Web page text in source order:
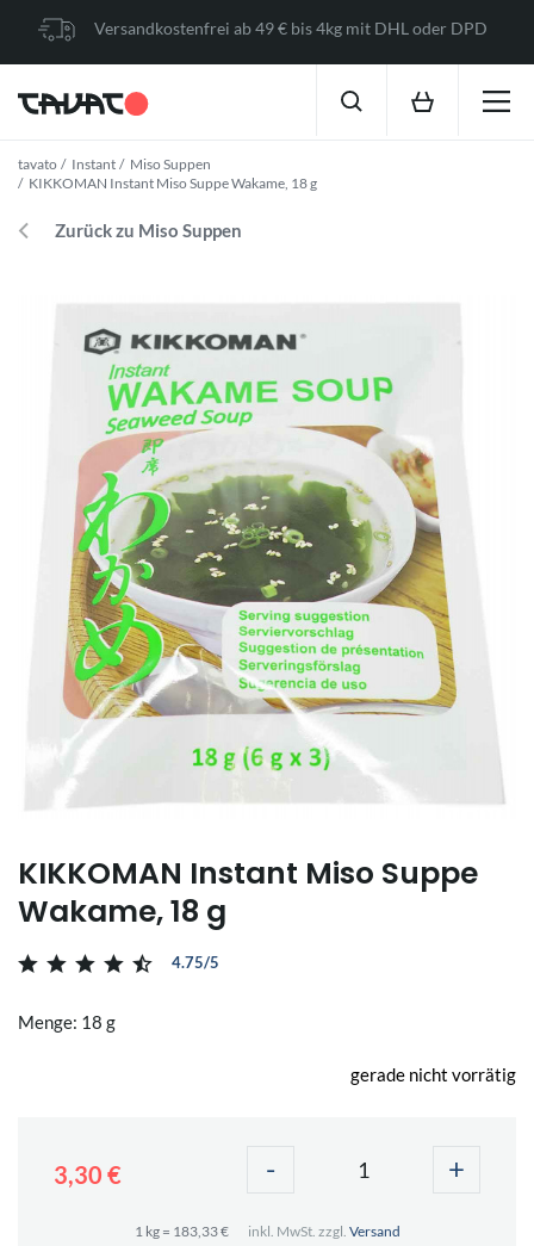
Versandkostenfrei ab 49 € bis 4kg mit DHL oder DPD
tavato Instant
Miso Suppen
KIKKOMAN Instant Miso Suppe Wakame, 18 g
Zurück zu Miso Suppen
KIKKOMAN Instant Miso Suppe
Wakame, 18 g
4.75/5
Menge: 18 g
gerade nicht vorrätig
3,30 € - +
1 kg = 183,33 € inkl. MwSt. zzgl. Versand